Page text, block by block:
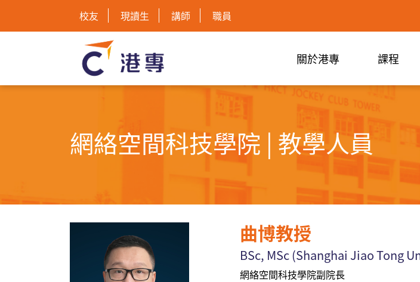
校友 現讀生 講師 職員
關於港專 課程
網絡空間科技學院 | 教學人員
曲博教授
BSc, MSc(Shanghai Jiao Tong
網絡空間科技學院副院長